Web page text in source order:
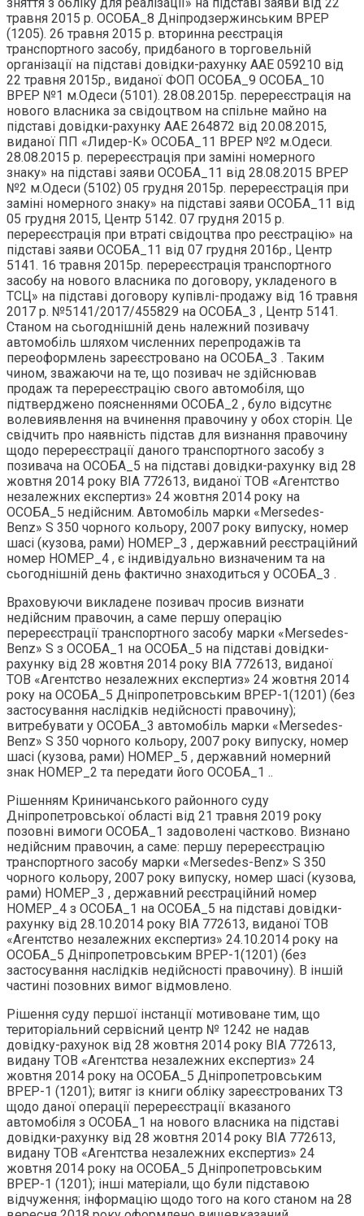
травня 2015 р. ОСОБА_8 Дніпродзержинським ВРЕР
(1205). 26 травня 2015 р. вторинна реєстрація
транспортного засобу, придбаного в торговельній
організації на підставі довідки-рахунку ААЕ 059210 від
22 травня 2015р., виданої ФОП ОСОБА_9 ОСОБА_10
ВРЕР №1 м.Одеси (5101). 28.08.2015р. перереєстрація на
нового власника за свідоцтвом на спільне майно на
підставі довідки-рахунку ААЕ 264872 від 20.08.2015,
виданої ПП «Лидер-К» ОСОБА_11 ВРЕР №2 м.Одеси.
28.08.2015 р. перереєстрація при заміні номерного
знаку» на підставі заяви ОСОБА_11 від 28.08.2015 ВРЕР
№2 м.Одеси (5102) 05 грудня 2015р. перереєстрація при
заміні номерного знаку» на підставі заяви ОСОБА_11 від
05 грудня 2015, Центр 5142. 07 грудня 2015 р.
перереєстрація при втраті свідоцтва про реєстрацію» на
підставі заяви ОСОБА_11 від 07 грудня 2016р., Центр
5141. 16 травня 2015р. перереєстрація транспортного
засобу на нового власника по договору, укладеного в
ТСЦ» на підставі договору купівлі-продажу від 16 травня
2017 р. №5141/2017/455829 на ОСОБА_3 , Центр 5141.
Станом на сьогоднішній день належний позивачу
автомобіль шляхом численних перепродажів та
переоформлень зареєстровано на ОСОБА_3 . Таким
чином, зважаючи на те, що позивач не здійснював
продаж та перереєстрацію свого автомобіля, що
підтверджено поясненнями ОСОБА_2 , було відсутнє
волевиявлення на вчинення правочину у обох сторін. Це
свідчить про наявність підстав для визнання правочину
щодо перереєстрації даного транспортного засобу з
позивача на ОСОБА_5 на підставі довідки-рахунку від 28
жовтня 2014 року ВІА 772613, виданої TOB «Агентство
незалежних експертиз» 24 жовтня 2014 року на
ОСОБА_5 недійсним. Автомобіль марки «Mersedes-
Benz» S 350 чорного кольору, 2007 року випуску, номер
шасі (кузова, рами) НОМЕР_3 , державний реєстраційний
номер НОМЕР_4 , є індивідуально визначеним та на
сьогоднішній день фактично знаходиться у ОСОБА_3 .
Враховуючи викладене позивач просив визнати
недійсним правочин, а саме першу операцію
перереєстрації транспортного засобу марки «Mersedes-
Benz» S з ОСОБА_1 на ОСОБА_5 на підставі довідки-
рахунку від 28 жовтня 2014 року ВІА 772613, виданої
TOB «Агентство незалежних експертиз» 24 жовтня 2014
року на ОСОБА_5 Дніпропетровським ВРЕР-1(1201) (без
застосування наслідків недійсності правочину);
витребувати у ОСОБА_3 автомобіль марки «Mersedes-
Benz» S 350 чорного кольору, 2007 року випуску, номер
шасі (кузова, рами) НОМЕР_5 , державний номерний
знак НОМЕР_2 та передати його ОСОБА_1 ..
Рішенням Криничанського районного суду
Дніпропетровської області від 21 травня 2019 року
позовні вимоги ОСОБА_1 задоволені частково. Визнано
недійсним правочин, а саме: першу перереєстрацію
транспортного засобу марки «Mersedes-Benz» S 350
чорного кольору, 2007 року випуску, номер шасі (кузова,
рами) НОМЕР_3 , державний реєстраційний номер
НОМЕР_4 з ОСОБА_1 на ОСОБА_5 на підставі довідки-
рахунку від 28.10.2014 року ВІА 772613, виданої TOB
«Агентство незалежних експертиз» 24.10.2014 року на
ОСОБА_5 Дніпропетровським ВРЕР-1(1201) (без
застосування наслідків недійсності правочину). В іншій
частині позовних вимог відмовлено.
Рішення суду першої інстанції мотивоване тим, що
територіальний сервісний центр № 1242 не надав
довідку-рахунок від 28 жовтня 2014 року ВІА 772613,
видану ТОВ «Агентства незалежних експертиз» 24
жовтня 2014 року на ОСОБА_5 Дніпропетровським
ВРЕР-1 (1201); витяг із книги обліку зареєстрованих ТЗ
щодо даної операції перереєстрації вказаного
автомобіля з ОСОБА_1 на нового власника на підставі
довідки-рахунку від 28 жовтня 2014 року ВІА 772613,
видану ТОВ «Агентства незалежних експертиз» 24
жовтня 2014 року на ОСОБА_5 Дніпропетровським
ВРЕР-1 (1201); інші матеріали, що були підставою
відчуження; інформацію щодо того на кого станом на 28